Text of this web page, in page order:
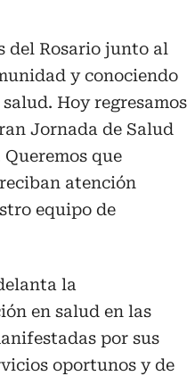
del Rosario junto al
y conociendo
Hoy regresamos
Jornada de Salud
que
atención
equipo de
la
en salud en las
por sus
oportunos y de